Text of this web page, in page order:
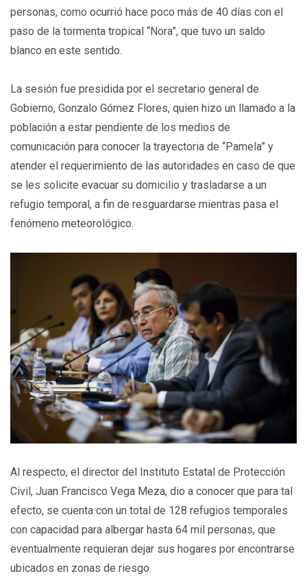
personas, como ocurrió hace poco más de 40 días con el
paso de la tormenta tropical “Nora”, que tuvo un saldo
blanco en este sentido.
La sesión fue presidida por el secretario general de
Gobierno, Gonzalo Gómez Flores, quien hizo un llamado a la
población a estar pendiente de los medios de
comunicación para conocer la trayectoria de “Pamela” y
atender el requerimiento de las autoridades en caso de que
se les solicite evacuar su domicilio y trasladarse a un
refugio temporal, a fin de resguardarse mientras pasa el
fenómeno meteorológico.
Al respecto, el director del Instituto Estatal de Protección
Civil, Juan Francisco Vega Meza, dio a conocer que para tal
efecto, se cuenta con un total de 128 refugios temporales
con capacidad para albergar hasta 64 mil personas, que
eventualmente requieran dejar sus hogares por encontrarse
ubicados en zonas de riesgo.